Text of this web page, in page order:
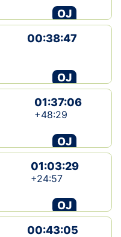
OJ
00:38:47
OJ
01:37:06
+48:29
OJ
01:03:29
+24:57
OJ
00:43:05